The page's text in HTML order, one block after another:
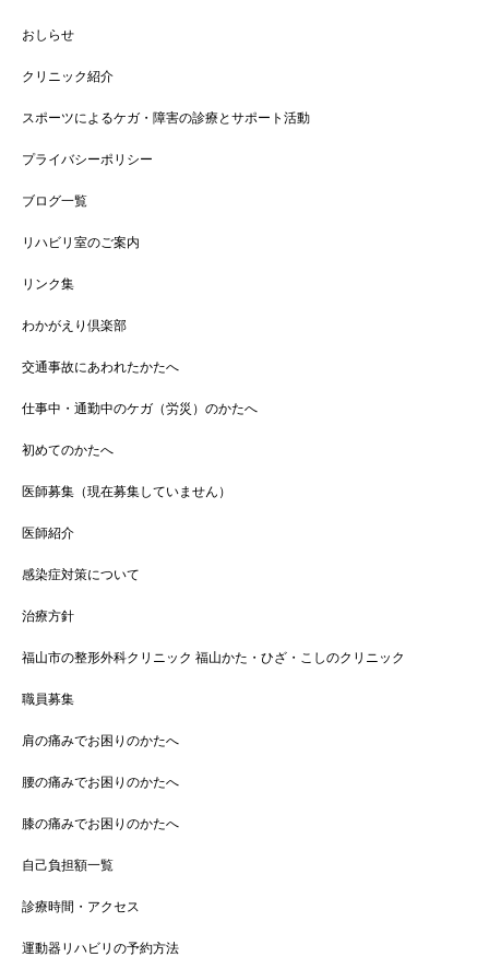
おしらせ
クリニック紹介
スポーツによるケガ・障害の診療とサポート活動
プライバシーポリシー
ブログ一覧
リハビリ室のご案内
リンク集
わかがえり倶楽部
交通事故にあわれたかたへ
仕事中・通勤中のケガ（労災）のかたへ
初めてのかたへ
医師募集（現在募集していません）
医師紹介
感染症対策について
治療方針
福山市の整形外科クリニック 福山かた・ひざ・こしのクリニック
職員募集
肩の痛みでお困りのかたへ
腰の痛みでお困りのかたへ
膝の痛みでお困りのかたへ
自己負担額一覧
診療時間・アクセス
運動器リハビリの予約方法